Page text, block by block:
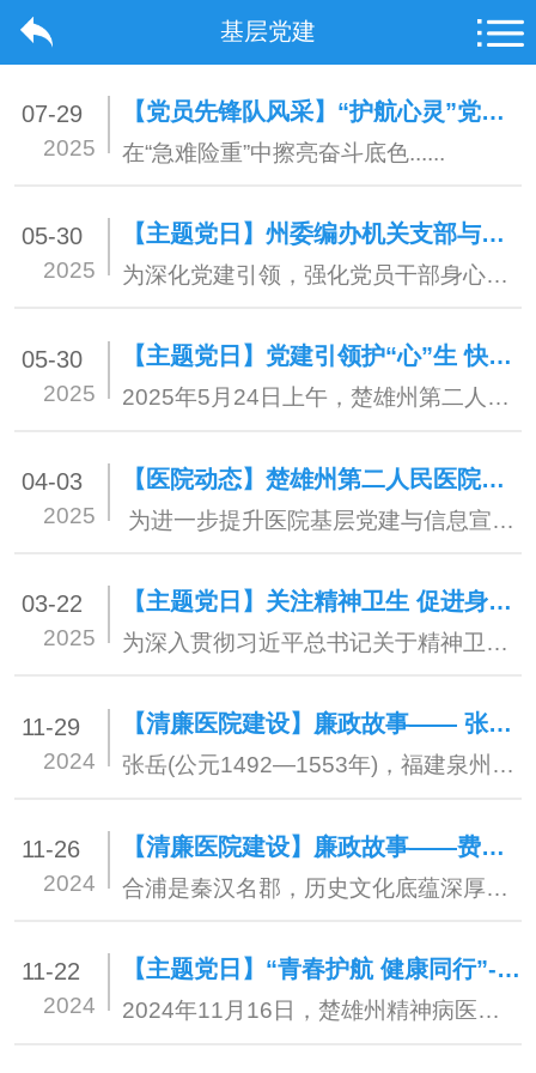
基层党建
07-29
2025
【党员先锋队风采】“护航心灵”党员先锋队——点亮心理健康之光
在“急难险重”中擦亮奋斗底色......
05-30
2025
【主题党日】州委编办机关支部与楚雄州第二人民医院党政人事党支部、财务后勤党支部联合开展“支部共建主题党日”活动
为深化党建引领，强化党员干部身心健康管理，5月23日，州委编办机关支部与医院党政人事党支部、财务后勤党支部全体党员，在楚雄市总工会职工服务中心“楚雄职工心灵驿站”，以“支部共建”形式联合开展学习贯彻习近平总书记关于党的建设的重要思想暨“关爱党员身心健康.凝聚奋进力量”主题党日活动。
05-30
2025
【主题党日】党建引领护“心”生 快乐孕育暖人心——楚雄州第二人民医院与楚雄州妇幼保健院联合开展孕产妇心理健康服务主题党日活动
2025年5月24日上午，楚雄州第二人民医院心理卫生党支部、精神卫生党支部与楚雄州妇幼保健院第二、第三党支部联合开展“立足岗位做贡献、我为群众办实事”主题党日活动......
04-03
2025
【医院动态】楚雄州第二人民医院开展党建和宣传工作专题培训
为进一步提升医院基层党建与信息宣传水平，楚雄州第二人民医院于4月1日在医院综合楼六楼大会议室开展了党建和宣传工作专题培训。
03-22
2025
【主题党日】关注精神卫生 促进身心健康—楚雄州第二人民医院与州人社局、州中级人民法院联合开展主题党日活动
为深入贯彻习近平总书记关于精神卫生工作的重要指示要求，在第25个世界睡眠日来临之际，楚雄州第二人民医院联合州人社局、州中级人民法院等8个党支部，于3月21日在楚雄职工心灵驿站共同开展“关注精神卫生，促进身心健康”主题党日活动，50余名党员干部职工参与。
11-29
2024
【清廉医院建设】廉政故事—— 张岳：政廉业精 不持一珠
张岳(公元1492—1553年)，福建泉州惠安人，25岁入仕，明朝嘉靖十四年(公元1535年)调任廉州‍(今广西北海、合浦等地)知府，他主张“必使吏常劳而民常逸”，践行“必先去所以痛民者，而讲求利术以休养之”，受到百姓的爱戴。
11-26
2024
【清廉医院建设】廉政故事——费贻：清廉有节 “五廉”扬名
合浦是秦汉名郡，历史文化底蕴深厚悠久，古有廉山、廉泉、廉江、廉垌、廉州等“五廉”之誉。
11-22
2024
【主题党日】“青春护航 健康同行”--心理卫生党支部深入州儿童保护中心开展关爱困境儿童身心健康主题党日活动
2024年11月16日，楚雄州精神病医院心理卫生党支部党员深入楚雄州儿童保护中心开展以“青春护航 健康同行”为主题的关爱困境儿童青春期身心健康主题党日活动。